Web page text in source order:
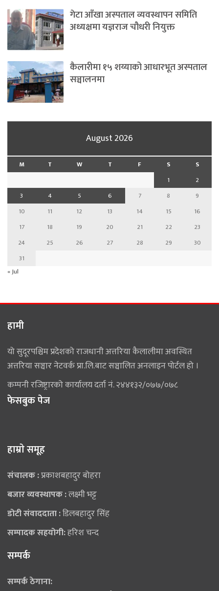
गेटा आँखा अस्पताल व्यवस्थापन समिति
अध्यक्षमा यज्ञराज चौधरी नियुक्त
कैलारीमा १५ शय्याको आधारभूत अस्पताल
सञ्चालनमा
August 2026
M T W T F S
S
1
2
3
4 5 6 7 8
9
10
11 12 13 14 15
16
17
18 19 20 21 22
23
24
25 26 27 28 29
30
31
« Jul
हामी
यो सुदूरपश्चिम प्रदेशको राजधानी अत्तरिया कैलालीमा अवस्थित
अत्तरिया सञ्चार नेटवर्क प्रा.लि.बाट सञ्चालित अनलाइन पोर्टल हो ।
कम्पनी रजिष्ट्रारको कार्यालय दर्ता नं. २४४१३२/०७७/०७८
फेसबुक पेज
हाम्राे समूह
संचालक :प्रकाशबहादुर बोहरा
बजार व्यवस्थापक :लक्ष्मी भट्ट
डोटी संवाददाता :डिलबहादुर सिंह
सम्पादक सहयोगी:हरिश चन्द
सम्पर्क
सम्पर्क ठेगाना: